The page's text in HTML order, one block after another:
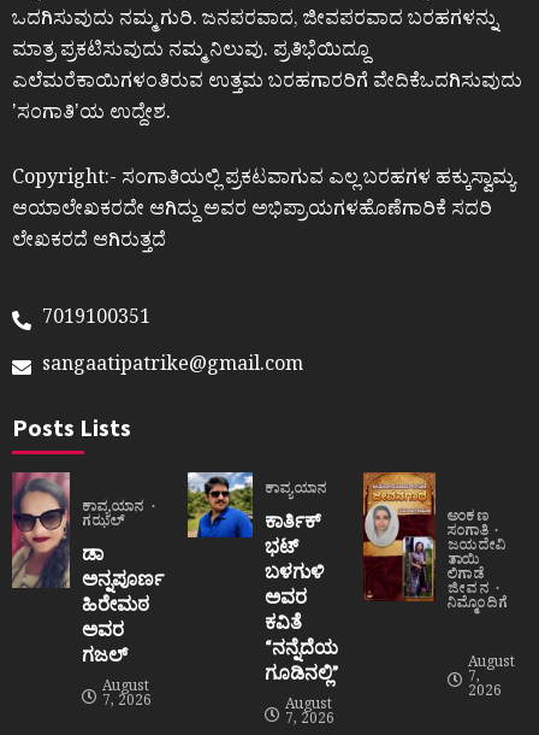
ಒದಗಿಸುವುದು ನಮ್ಮ ಗುರಿ. ಜನಪರವಾದ, ಜೀವಪರವಾದ ಬರಹಗಳನ್ನು
ಮಾತ್ರ ಪ್ರಕಟಿಸುವುದು ನಮ್ಮ ನಿಲುವು. ಪ್ರತಿಭೆಯಿದ್ದೂ
ಎಲೆಮರೆಕಾಯಿಗಳಂತಿರುವ ಉತ್ತಮ ಬರಹಗಾರರಿಗೆ ವೇದಿಕೆಒದಗಿಸುವುದು
ʼಸಂಗಾತಿʼಯ ಉದ್ದೇಶ.
Copyright:- ಸಂಗಾತಿಯಲ್ಲಿ ಪ್ರಕಟವಾಗುವ ಎಲ್ಲ ಬರಹಗಳ ಹಕ್ಕುಸ್ವಾಮ್ಯ
ಆಯಾಲೇಖಕರದೇ ಆಗಿದ್ದು ಅವರ ಅಭಿಪ್ರಾಯಗಳಹೊಣೆಗಾರಿಕೆ ಸದರಿ
ಲೇಖಕರದೆ ಆಗಿರುತ್ತದೆ
7019100351
sangaatipatrike@gmail.com
Posts Lists
ಕಾವ್ಯಯಾನ
ಗಝಲ್
ಡಾ
ಅನ್ನಪೂರ್ಣ
ಹಿರೇಮಠ
ಅವರ
ಗಜಲ್
August
7, 2026
ಕಾವ್ಯಯಾನ
ಕಾರ್ತಿಕ್
ಭಟ್
ಬಳಗುಳಿ
ಅವರ
ಕವಿತೆ
“ನನ್ನೆದೆಯ
ಗೂಡಿನಲ್ಲಿ”
August
7, 2026
ಅಂಕಣ
ಸಂಗಾತಿ
ಜಯದೇವಿ
ತಾಯಿ
ಲಿಗಾಡೆ
ಜೀವನ
ನಿಮ್ಮೊಂದಿಗೆ
August
7,
2026